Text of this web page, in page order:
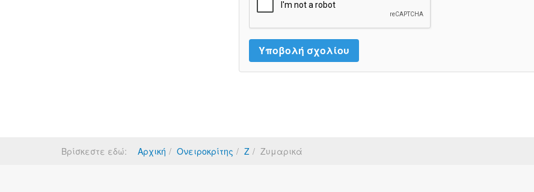
Βρίσκεστε εδώ: Αρχική Ονειροκρίτης Ζ Ζυμαρικά